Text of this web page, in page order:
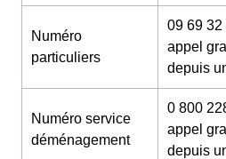
Numéro
particuliers
09 69 32
appel
depuis
Numéro service
déménagement
0 800
appel
depuis